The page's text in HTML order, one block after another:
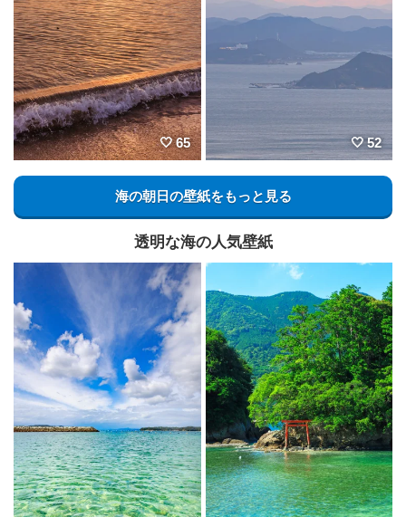
65 52
海の朝日の壁紙をもっと見る
透明な海の人気壁紙